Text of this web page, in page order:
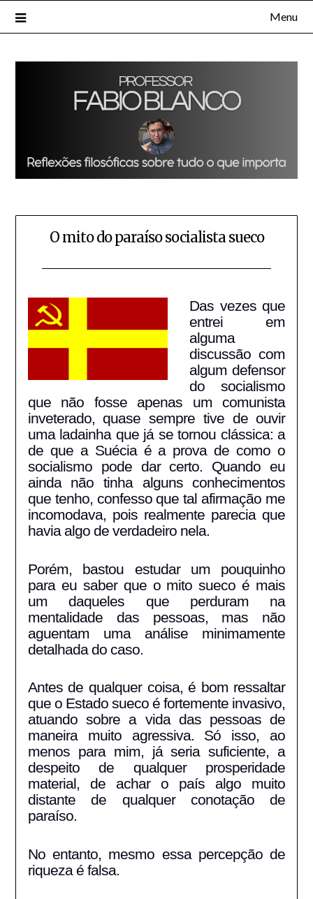
Menu
O mito do paraíso socialista sueco
06/06/2016Das vezes que
entrei em
alguma
discussão com
algum defensor
do socialismo
que não fosse apenas um comunista
inveterado, quase sempre tive de ouvir
uma ladainha que já se tornou clássica: a
de que a Suécia é a prova de como o
socialismo pode dar certo. Quando eu
ainda não tinha alguns conhecimentos
que tenho, confesso que tal afirmação me
incomodava, pois realmente parecia que
havia algo de verdadeiro nela.
Porém, bastou estudar um pouquinho
para eu saber que o mito sueco é mais
um daqueles que perduram na
mentalidade das pessoas, mas não
aguentam uma análise minimamente
detalhada do caso.
Antes de qualquer coisa, é bom ressaltar
que o Estado sueco é fortemente invasivo,
atuando sobre a vida das pessoas de
maneira muito agressiva. Só isso, ao
menos para mim, já seria suficiente, a
despeito de qualquer prosperidade
material, de achar o país algo muito
distante de qualquer conotação de
paraíso.
No entanto, mesmo essa percepção de
riqueza é falsa.